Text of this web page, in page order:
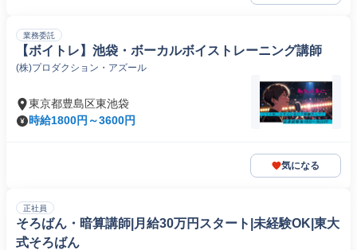
業務委託
【ボイトレ】池袋・ボーカルボイストレーニング講師
(株)プロダクション・アズール
東京都豊島区東池袋
時給1800円～3600円
気になる
正社員
そろばん・暗算講師|月給30万円スタート|未経験OK|東大
式そろばん